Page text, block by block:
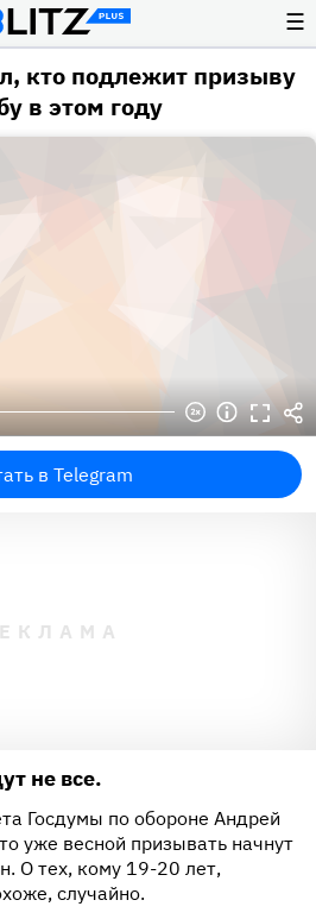
☰
кто подлежит призыву
в этом году
в Telegram
не все.
Госдумы по обороне Андрей
уже весной призывать начнут
О тех, кому 19-20 лет,
случайно.